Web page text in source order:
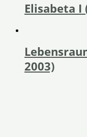
Elisabeta I
2003)